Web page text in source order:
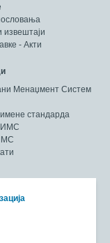
извештаји
- Акти
Менаџмент Систем
стандарда
ИМС